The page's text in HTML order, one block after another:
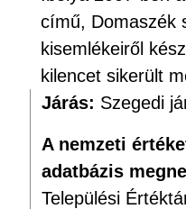
című, Domaszék
kisemlékeiről
kilencet sikerült
Járás: Szegedi
A nemzeti
adatbázis
Települési